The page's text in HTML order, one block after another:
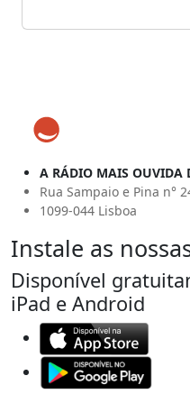
A RÁDIO MAIS OUVIDA
Rua Sampaio e Pina n°
1099-044 Lisboa
Instale as
Disponível
iPad e Android